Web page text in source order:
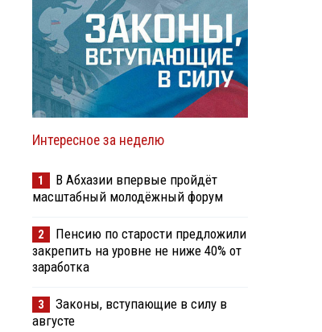
Интересное за неделю
1
В Абхазии впервые пройдёт
масштабный молодёжный форум
2
Пенсию по старости предложили
закрепить на уровне не ниже 40% от
заработка
3
Законы, вступающие в силу в
августе